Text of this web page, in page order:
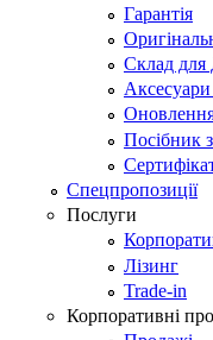
Гарантія
Склад для
Посібник з
Спецпропозиції
Послуги
Лізинг
Trade-in
Корпоративні